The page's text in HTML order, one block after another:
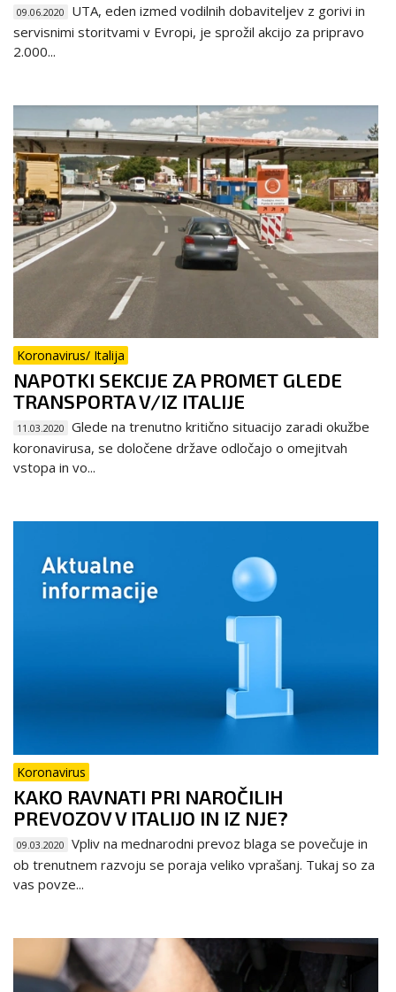
09.06.2020
UTA, eden izmed vodilnih dobaviteljev z gorivi in
servisnimi storitvami v Evropi, je sprožil akcijo za pripravo
2.000...
Koronavirus/ Italija
NAPOTKI SEKCIJE ZA PROMET GLEDE
TRANSPORTA V/IZ ITALIJE
11.03.2020 Glede na trenutno kritično situacijo zaradi okužbe
koronavirusa, se določene države odločajo o omejitvah
vstopa in vo...
Koronavirus
KAKO RAVNATI PRI NAROČILIH
PREVOZOV V ITALIJO IN IZ NJE?
09.03.2020 Vpliv na mednarodni prevoz blaga se povečuje in
ob trenutnem razvoju se poraja veliko vprašanj. Tukaj so za
vas povze...